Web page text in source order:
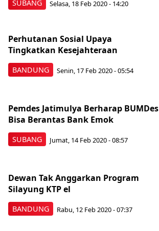
SUBANG Selasa, 18 Feb 2020 - 14:20
BANDUNG
Perhutanan Sosial Upaya
Tingkatkan Kesejahteraan
Senin, 17 Feb 2020 - 05:54
SUBANG
Pemdes Jatimulya Berharap BUMDes
Bisa Berantas Bank Emok
Jumat, 14 Feb 2020 - 08:57
BANDUNG
Dewan Tak Anggarkan Program
Silayung KTP el
Rabu, 12 Feb 2020 - 07:37